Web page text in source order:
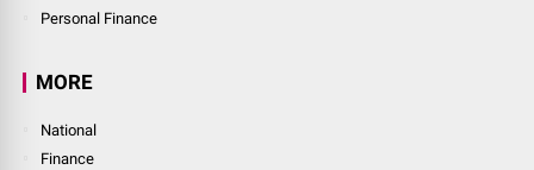
Personal Finance
MORE
National
Finance